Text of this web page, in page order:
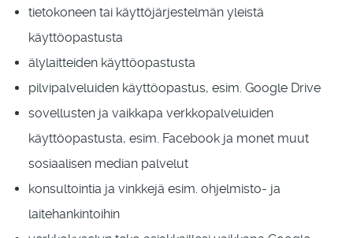
tietokoneen tai käyttöjärjestelmän yleistä
käyttöopastusta
älylaitteiden käyttöopastusta
pilvipalveluiden käyttöopastus, esim. Google Drive
sovellusten ja vaikkapa verkkopalveluiden
käyttöopastusta, esim. Facebook ja monet muut
sosiaalisen median palvelut
konsultointia ja vinkkejä esim. ohjelmisto- ja
laitehankintoihin